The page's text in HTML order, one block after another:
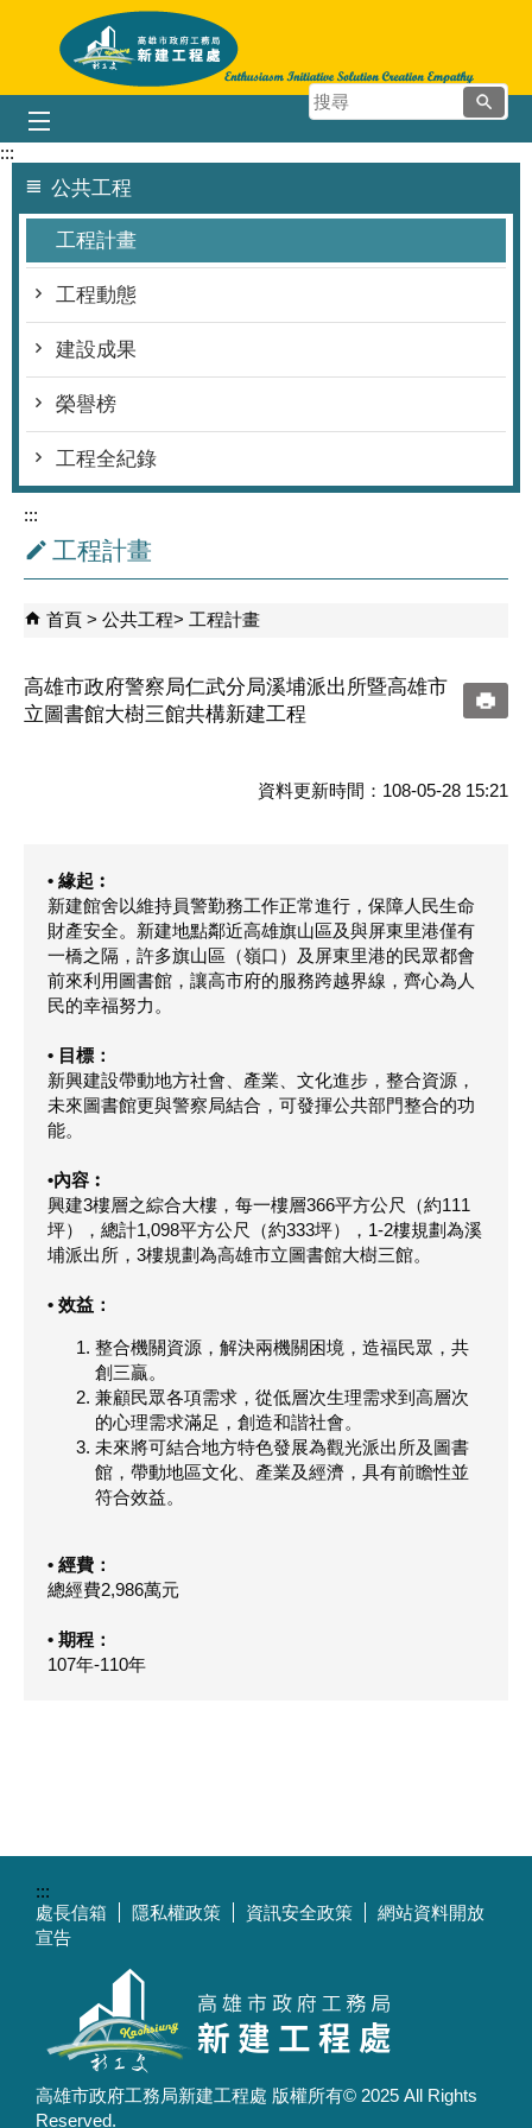
跳到主要內容區塊
搜
尋
:::
公共工程
工程計畫
工程動態
建設成果
榮譽榜
工程全紀錄
:::
工程計畫
首頁 公共工程 工程計畫
高雄市政府警察局仁武分局溪埔派出所暨高雄市
立圖書館大樹三館共構新建工程
資料更新時間：108-05-28 15:21
• 緣起︰
新建館舍以維持員警勤務工作正常進行，保障人民生命
財產安全。新建地點鄰近高雄旗山區及與屏東里港僅有
一橋之隔，許多旗山區（嶺口）及屏東里港的民眾都會
前來利用圖書館，讓高市府的服務跨越界線，齊心為人
民的幸福努力。
• 目標：
新興建設帶動地方社會、產業、文化進步，整合資源，
未來圖書館更與警察局結合，可發揮公共部門整合的功
能。
•內容︰
興建3樓層之綜合大樓，每一樓層366平方公尺（約111
坪），總計1,098平方公尺（約333坪），1-2樓規劃為溪
埔派出所，3樓規劃為高雄市立圖書館大樹三館。
• 效益：
整合機關資源，解決兩機關困境，造福民眾，共
創三贏。
兼顧民眾各項需求，從低層次生理需求到高層次
的心理需求滿足，創造和諧社會。
未來將可結合地方特色發展為觀光派出所及圖書
館，帶動地區文化、產業及經濟，具有前瞻性並
符合效益。
• 經費：
總經費2,986萬元
• 期程：
107年-110年
:::
處長信箱
隱私權政策 資訊安全政策
網站資料開放
宣告
高雄市政府工務局新建工程處 版權所有© 2025 All Rights
Reserved.